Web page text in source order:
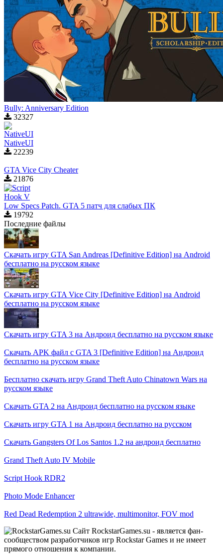
Bully: Anniversary Edition
32327
NativeUI
22239
GTA Vice City Cheater
21876
Low Specs Patch. GTA 5 патч для слабых ПК
19792
Последние файлы
Скачать игру GTA San Andreas [Definitive Edition] на Android
бесплатно на русском языке
Скачать игру GTA Vice City [Definitive Edition] на Android
бесплатно на русском языке
Скачать игру GTA 3 на Андроид бесплатно на русском языке
Скачать APK файл с GTA 3 [Definitive Edition] на Андроид
бесплатно на русском языке
Бесплатно скачать игру Grand Theft Auto Chinatown Wars на
русском языке
Скачать GTA 2 на Андроид бесплатно на русском языке
Скачать игру GTA 1 на Андроид бесплатно на русском
Скачать Gangsters Of Los Santos 1.2 на андроид бесплатно
Grand Theft Auto IV Mobile
Script Hook RDR2
Photo Mode Enhancer
Red Dead Redemption 2 ultrawide, multimonitor, FOV mod
Сайт RockstarGames.su - является фан-
сообществом разработчиков игр Rockstar Games и не имеет
прямого отношения к компании.